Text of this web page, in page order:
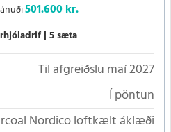
501.600 kr.
5 sæta
Til afgreiðslu maí 2027
Í pöntun
Nordico loftkælt áklæði